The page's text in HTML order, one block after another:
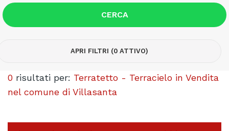
CERCA
APRI FILTRI (0 ATTIVO)
0 risultati per: Terratetto - Terracielo in Vendita
nel comune di Villasanta